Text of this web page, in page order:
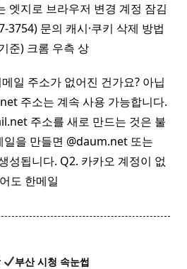
엣지로 브라우저 변경 계정 잠김
3754) 문의 캐시·쿠키 삭제 방법
준) 크롬 우측 상
일 주소가 없어진 건가요? 아닙
주소는 계속 사용 가능합니다.
주소를 새로 만드는 것은 불
일을 만들면 @daum.net 또는
성됩니다. Q2. 카카오 계정이 없
어도 한메일
부산 시청 속눈썹